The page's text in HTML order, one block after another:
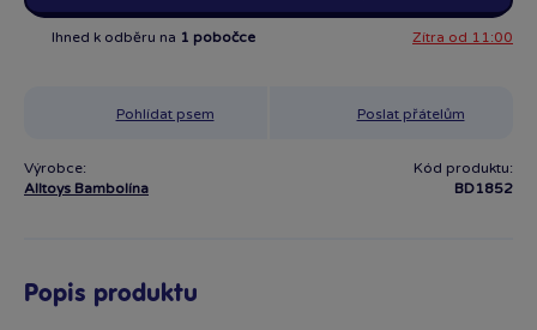
Ihned k odběru na 1 pobočce Zítra od 11:00
Pohlídat psem Poslat přátelům
Výrobce:
Alltoys Bambolína
Kód produktu:
BD1852
Popis produktu